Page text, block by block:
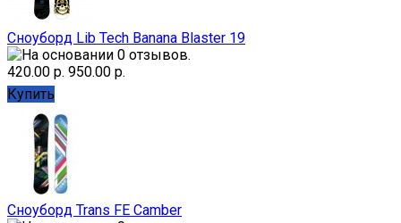
Сноуборд Lib Tech Banana Blaster 19
420.00 р. 950.00 р.
Купить
Сноуборд Trans FE Camber